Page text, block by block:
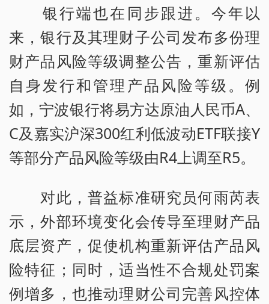
银行端也在同步跟进。今年以
来，银行及其理财子公司发布多份理
财产品风险等级调整公告，重新评估
自身发行和管理产品风险等级。例
如，宁波银行将易方达原油人民币A、
C及嘉实沪深300红利低波动ETF联接Y
等部分产品风险等级由R4上调至R5。
对此，普益标准研究员何雨芮表
示，外部环境变化会传导至理财产品
底层资产，促使机构重新评估产品风
险特征；同时，适当性不合规处罚案
例增多，也推动理财公司完善风控体